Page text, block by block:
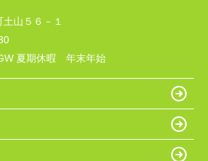
山５６－１
夏期休暇 年末年始